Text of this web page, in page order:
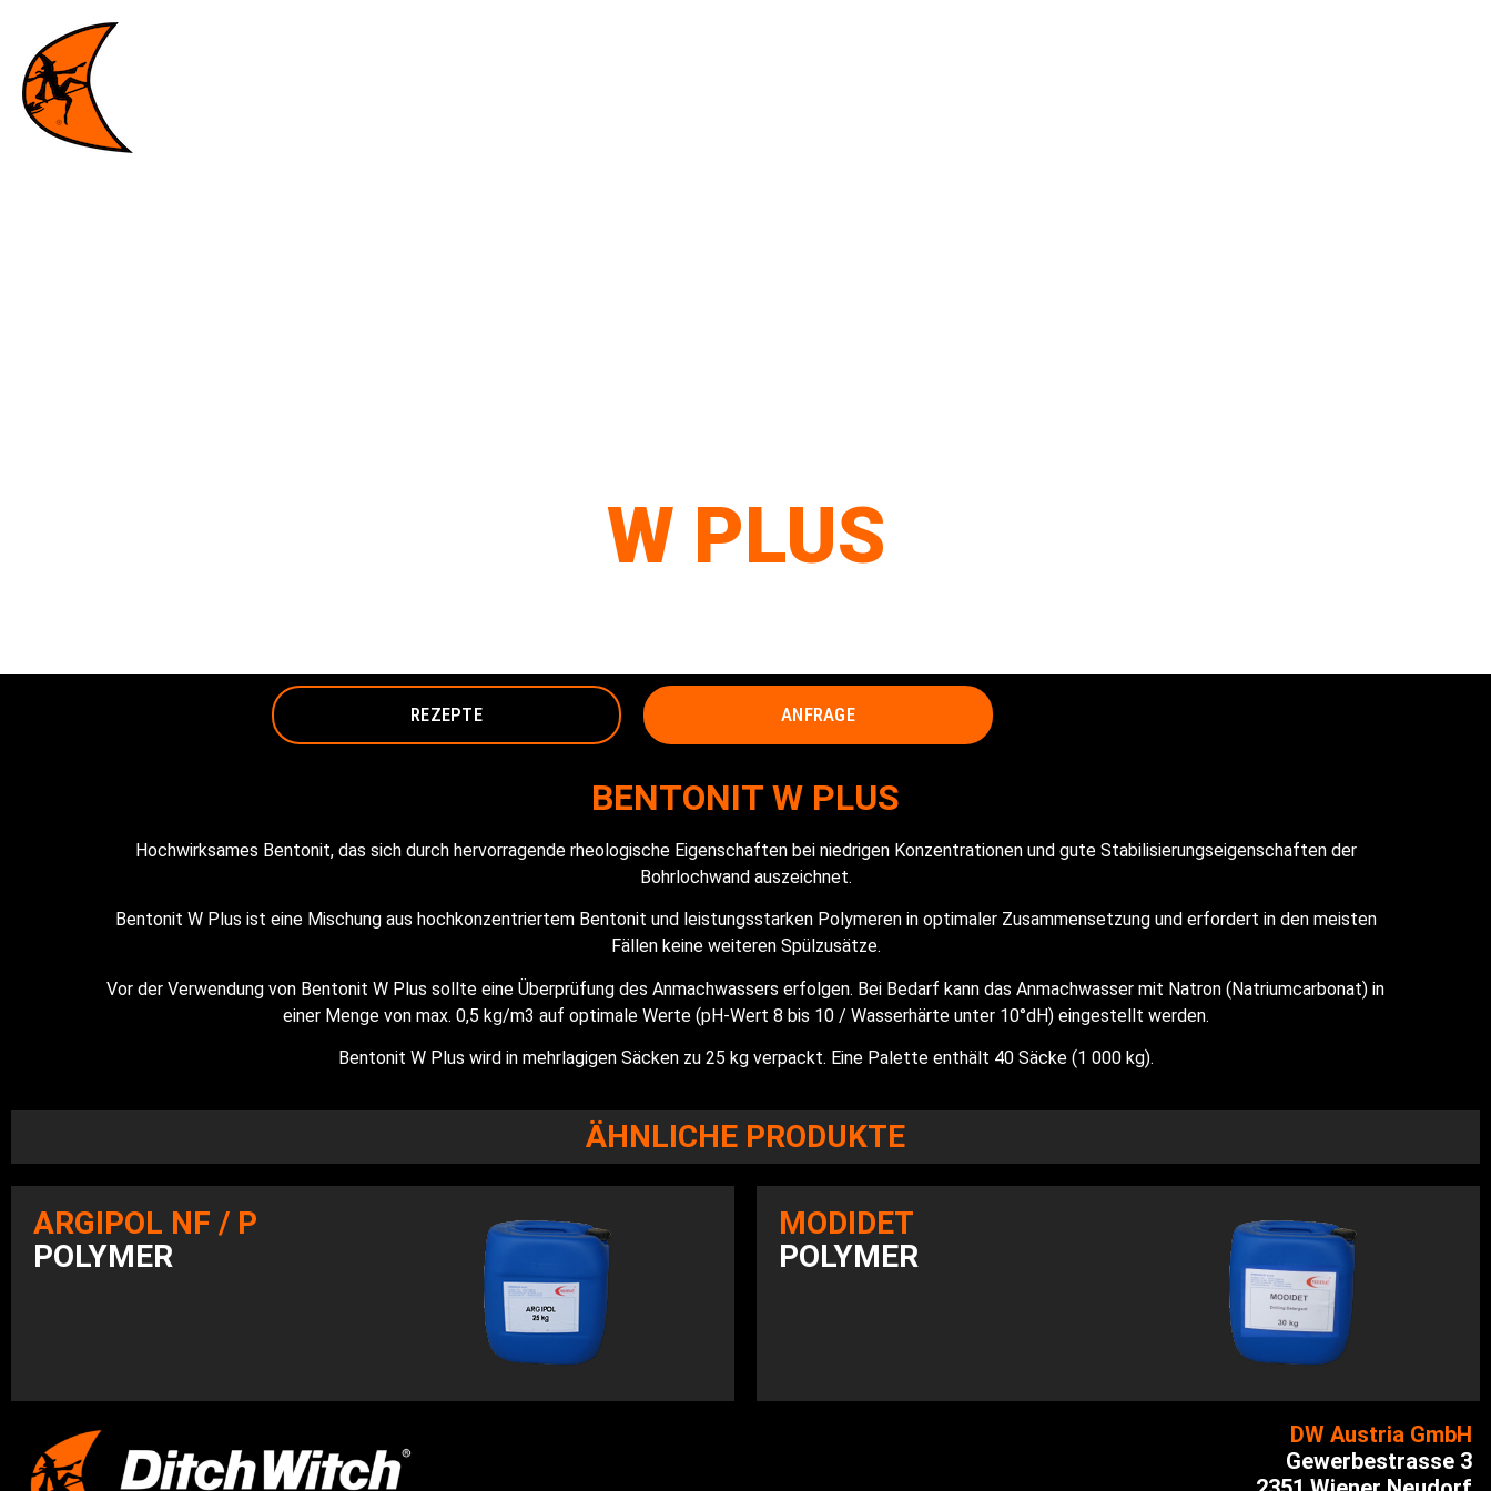
W PLUS
REZEPTE ANFRAGE
BENTONIT W PLUS
Hochwirksames Bentonit, das sich durch hervorragende rheologische Eigenschaften bei niedrigen Konzentrationen und gute Stabilisierungseigenschaften der
Bohrlochwand auszeichnet.
Bentonit W Plus ist eine Mischung aus hochkonzentriertem Bentonit und leistungsstarken Polymeren in optimaler Zusammensetzung und erfordert in den meisten
Fällen keine weiteren Spülzusätze.
Vor der Verwendung von Bentonit W Plus sollte eine Überprüfung des Anmachwassers erfolgen. Bei Bedarf kann das Anmachwasser mit Natron (Natriumcarbonat) in
einer Menge von max. 0,5 kg/m3 auf optimale Werte (pH-Wert 8 bis 10 / Wasserhärte unter 10°dH) eingestellt werden.
Bentonit W Plus wird in mehrlagigen Säcken zu 25 kg verpackt. Eine Palette enthält 40 Säcke (1 000 kg).
ÄHNLICHE PRODUKTE
ARGIPOL NF / P
POLYMER
MODIDET
POLYMER
DW Austria GmbH
Gewerbestrasse 3